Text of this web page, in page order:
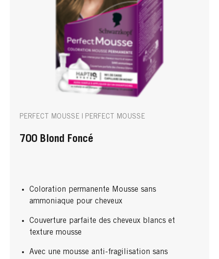
PERFECT MOUSSE | PERFECT MOUSSE
700 Blond Foncé
Coloration permanente Mousse sans
ammoniaque pour cheveux
Couverture parfaite des cheveux blancs et
texture mousse
Avec une mousse anti-fragilisation sans